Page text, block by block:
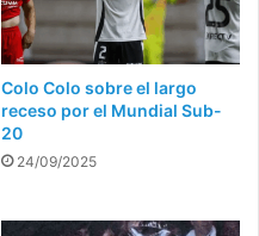
Colo Colo sobre el largo
receso por el Mundial Sub-
20
24/09/2025